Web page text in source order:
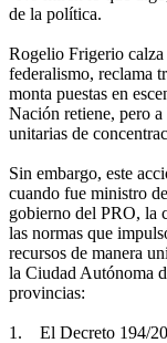
de la política.
Rogelio Frigerio calza
federalismo, reclama
monta puestas en
Nación retiene, pero a
unitarias de
Sin embargo, este
cuando fue ministro
gobierno del PRO, la
las normas que
recursos de manera
la Ciudad Autónoma
provincias:
1. El Decreto 194/